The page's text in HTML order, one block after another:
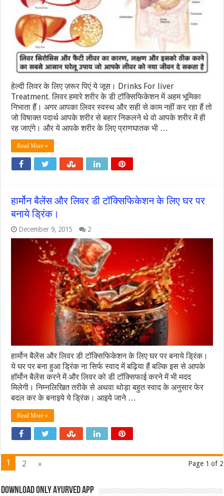
हेल्दी लिवर के लिए ज़रूर पिएं ये जूस। Drinks For liver
Treatment. लिवर हमारे शरीर के डी टॉक्सिफिकेशन में अहम भूमिका
निभाता हैं। अगर आपका लिवर स्वस्थ और सही से काम नहीं कर रहा हैं तो
जो विषाक्त पदार्थ आपके शरीर से बहार निकलने थे वो आपके शरीर में ही
रह जाएंगे। और ये आपके शरीर के लिए प्राणघातक भी …
Read More »
हार्मोन बैलेंस और लिवर डी टॉक्सिफिकेशन के लिए घर पर
बनाये ड्रिंक।
December 9, 2015 2
हार्मोन बैलेंस और लिवर डी टॉक्सिफिकेशन के लिए घर पर बनाये ड्रिंक।
ये घर पर बना हुआ ड्रिंक ना सिर्फ स्वाद में बढ़िया हैं बल्कि इस से आपके
हॉर्मोन बैलेंस करने में और लिवर को डी टॉक्सिफाई करने में भी मदद
मिलेगी। निम्नलिखित तरीके से अथवा थोड़ा बहुत स्वाद के अनुसार फेर
बदल कर के बनाइये ये ड्रिंक। आइये जाने …
Read More »
Page 1 of 2
1 2 »
Download Only Ayurved App